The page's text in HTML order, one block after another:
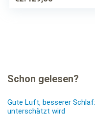
Schon gelesen?
Gute Luft, besserer
unterschätzt wird